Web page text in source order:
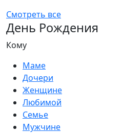
Смотреть все
День Рождения
Кому
Маме
Дочери
Женщине
Любимой
Семье
Мужчине